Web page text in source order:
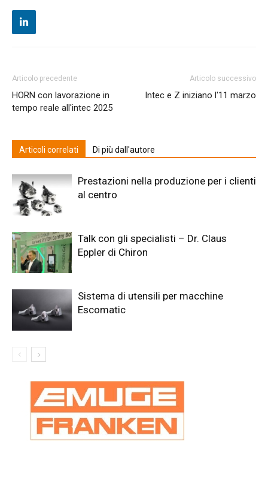
Articolo precedente
HORN con lavorazione in
tempo reale all'intec 2025
Articolo successivo
Intec e Z iniziano l'11 marzo
Articoli correlati Di più dall'autore
Prestazioni nella produzione per i clienti
al centro
Talk con gli specialisti – Dr. Claus
Eppler di Chiron
Sistema di utensili per macchine
Escomatic